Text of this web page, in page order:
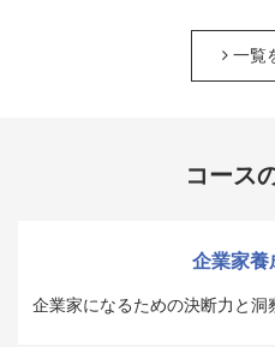
一覧
コース
企業家養
企業家になるための決断力と洞